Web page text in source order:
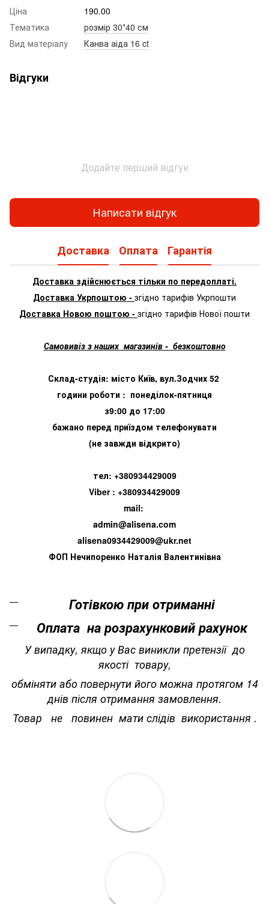
Ціна
190.00
Тематика
розмір 30*40 см
Вид матеріалу
Канва аіда 16 ct
Відгуки
Додайте перший відгук
Написати відгук
Доставка Оплата Гарантія
Доставка здійснюється тільки по передоплаті.
Доставка Укрпоштою - згідно тарифів Укрпошти
Доставка Новою поштою - згідно тарифів Нової пошти
Самовивіз з наших магазинів - безкоштовно
Склад-студія: місто Київ, вул.Зодчих 52
години роботи : понеділок-пятниця
з9:00 до 17:00
бажано перед приїздом телефонувати
(не завжди відкрито)
тел: +380934429009
Viber : +380934429009
mail:
admin@alisena.com
alisena0934429009@ukr.net
ФОП Нечипоренко Наталія Валентинівна
Готівкою при отриманні
Оплата на розрахунковий рахунок
У випадку, якщо у Вас виникли претензії до
якості товару,
обміняти або повернути його можна протягом 14
днів після отримання замовлення.
Товар не повинен мати слідів використання .